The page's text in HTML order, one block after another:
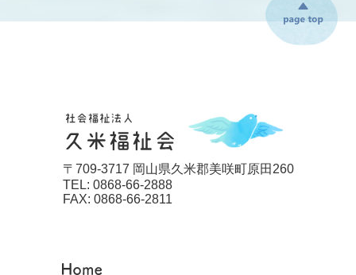
〒709-3717 岡山県久米郡美咲町原田260
TEL: 0868-66-2888
FAX: 0868-66-2811